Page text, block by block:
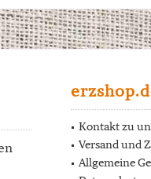
Kontakt zu
Versand und
Allgemeine